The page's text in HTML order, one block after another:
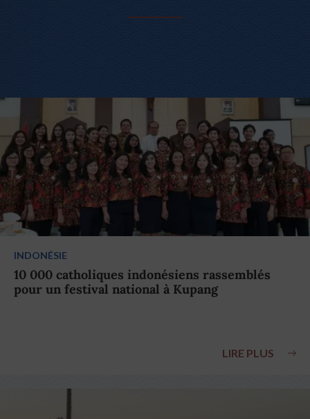
INDONÉSIE
10 000 catholiques indonésiens rassemblés
pour un festival national à Kupang
LIRE PLUS